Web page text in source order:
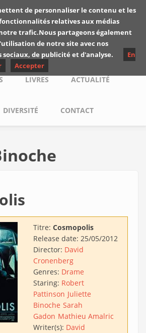
de
Yuyine
LIVRES ACTUALITÉ
DIVERSITÉ CONTACT
Titre: Cosmopolis
Release date: 25/05/2012
Director: David
Cronenberg
Genres: Drame
Staring: Robert
Pattinson Juliette
Binoche Sarah
Gadon Mathieu Amalric
Writer(s): David
de personnaliser le contenu et les
relatives aux médias
trafic.Nous partageons également
de notre site avec nos
sociaux, de publicité et d'analyse.
En
Accepter